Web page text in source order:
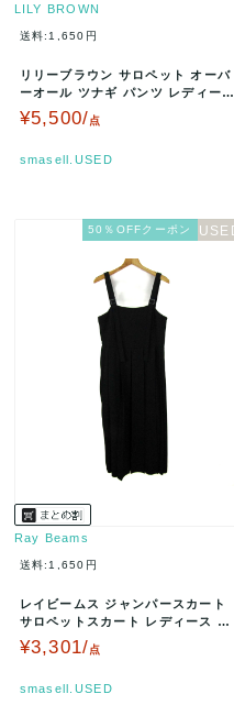
LILY BROWN
送料:1,650円
リリーブラウン サロペット オーバ
ーオール ツナギ パンツ レディース
ベージュ LILY BROW…
¥5,500/点
smasell.USED
50％OFFクーポン
Ray Beams
送料:1,650円
レイビームス ジャンパースカート
サロペットスカート レディース 1
サイズ ブラック Ray Bea…
¥3,301/点
smasell.USED